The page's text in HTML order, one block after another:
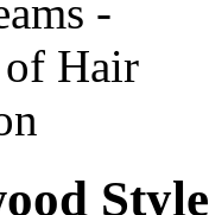
Style